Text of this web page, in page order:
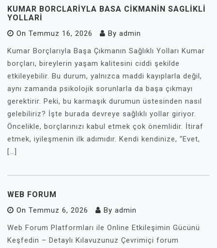
KUMAR BORCLARIYLA BASA CIKMANIN SAGLIKLI
YOLLARI
On Temmuz 16, 2026 By admin
Kumar Borçlarıyla Başa Çıkmanın Sağlıklı Yolları Kumar
borçları, bireylerin yaşam kalitesini ciddi şekilde
etkileyebilir. Bu durum, yalnızca maddi kayıplarla değil,
aynı zamanda psikolojik sorunlarla da başa çıkmayı
gerektirir. Peki, bu karmaşık durumun üstesinden nasıl
gelebiliriz? İşte burada devreye sağlıklı yollar giriyor.
Öncelikle, borçlarınızı kabul etmek çok önemlidir. İtiraf
etmek, iyileşmenin ilk adımıdır. Kendi kendinize, “Evet,
[…]
WEB FORUM
On Temmuz 6, 2026 By admin
Web Forum Platformları ile Online Etkileşimin Gücünü
Keşfedin – Detaylı Kılavuzunuz Çevrimiçi forum